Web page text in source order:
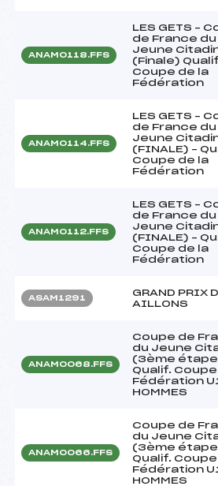
ANAM0118.FFS
LES GETS –
de France du
Jeune
(Finale)
Coupe de la
Fédération
ANAM0114.FFS
LES GETS –
de France du
Jeune
(FINALE) –
Coupe de la
Fédération
ANAM0112.FFS
LES GETS –
de France du
Jeune
(FINALE) –
Coupe de la
Fédération
ASAM1291
GRAND PRIX
AILLONS
ANAM0068.FFS
Coupe de
du Jeune
(3ème
Qualif.
Fédération
HOMMES
ANAM0066.FFS
Coupe de
du Jeune
(3ème
Qualif.
Fédération
HOMMES